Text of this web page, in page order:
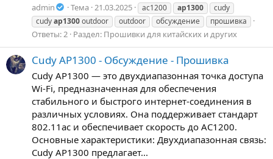
admin Тема 21.03.2025 ac1200 ap1300
cudy
cudyap1300outdoor outdoor обсуждение прошивка
Ответы: 2 Раздел: Прошивки для китайских и других
Cudy AP1300 - Обсуждение - Прошивка
Cudy AP1300 — это двухдиапазонная точка доступа
Wi-Fi, предназначенная для обеспечения
стабильного и быстрого интернет-соединения в
различных условиях. Она поддерживает стандарт
802.11ac и обеспечивает скорость до AC1200.
Основные характеристики: Двухдиапазонная связь:
Cudy AP1300 предлагает...